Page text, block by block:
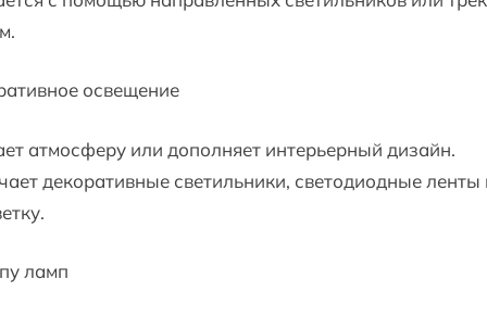
освещение
атмосферу или дополняет интерьерный дизайн.
декоративные светильники, светодиодные ленты
ламп